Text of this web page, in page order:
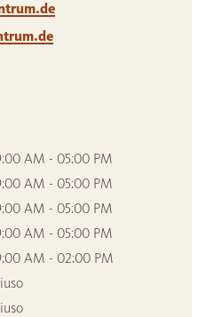
AM - 05:00 PM
AM - 05:00 PM
AM - 05:00 PM
AM - 05:00 PM
AM - 02:00 PM